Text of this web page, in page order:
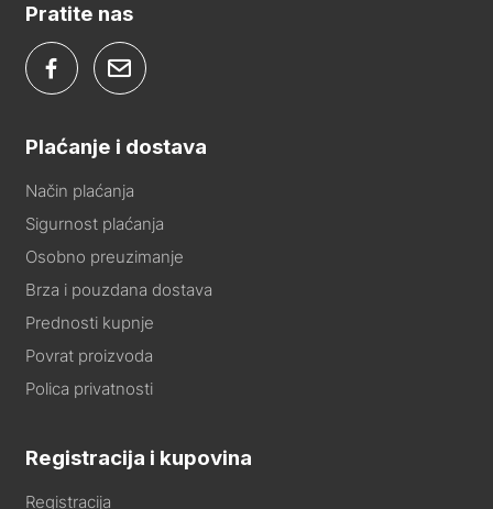
Pratite nas
Plaćanje i dostava
Način plaćanja
Sigurnost plaćanja
Osobno preuzimanje
Brza i pouzdana dostava
Prednosti kupnje
Povrat proizvoda
Polica privatnosti
Registracija i kupovina
Registracija